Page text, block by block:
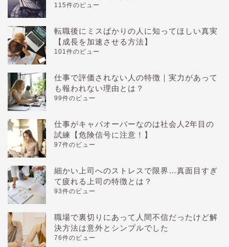
115件のビュー
転職後にミスばかりの人に知ってほしい真実
【成長を加速させる方法】
101件のビュー
仕事で評価されない人の特徴｜実力があって
も報われない理由とは？
99件のビュー
仕事がキャパオーバーなのは社会人2年目の
試練【危険信号に注意！】
97件のビュー
細かい上司へのストレスで限界…真面目すぎ
て疲れる上司の特徴とは？
93件のビュー
職場で裏切りにあって人間不信だったけど解
決方法は意外とシンプルでした
76件のビュー